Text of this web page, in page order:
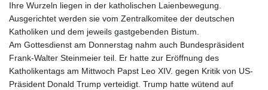
Ihre Wurzeln liegen in der katholischen Laienbewegung.
Ausgerichtet werden sie vom Zentralkomitee der deutschen
Katholiken und dem jeweils gastgebenden Bistum.
Am Gottesdienst am Donnerstag nahm auch Bundespräsident
Frank-Walter Steinmeier teil. Er hatte zur Eröffnung des
Katholikentags am Mittwoch Papst Leo XIV. gegen Kritik von US-
Präsident Donald Trump verteidigt. Trump hatte wütend auf